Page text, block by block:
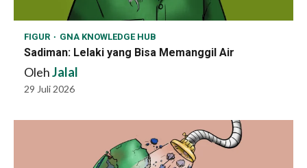
FIGUR GNA KNOWLEDGE HUB
Sadiman: Lelaki yang Bisa Memanggil Air
OlehJalal
29 Juli 2026